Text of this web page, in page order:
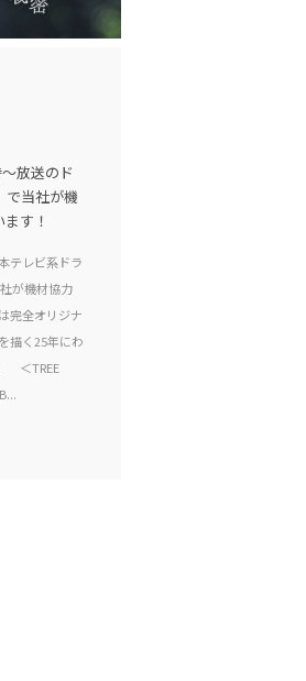
放送のド
で当社が機
す！
テレビ系ドラ
が機材協力
完全オリジナ
描く25年にわ
＜TREE